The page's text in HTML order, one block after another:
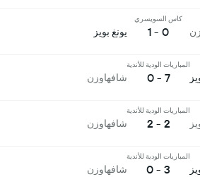
كاس السويسري
0 - 1 يونغ بويز
المباريات الودية للأندية
7 - 0 شافهاوزن
المباريات الودية للأندية
2 - 2 شافهاوزن
المباريات الودية للأندية
3 - 0 شافهاوزن